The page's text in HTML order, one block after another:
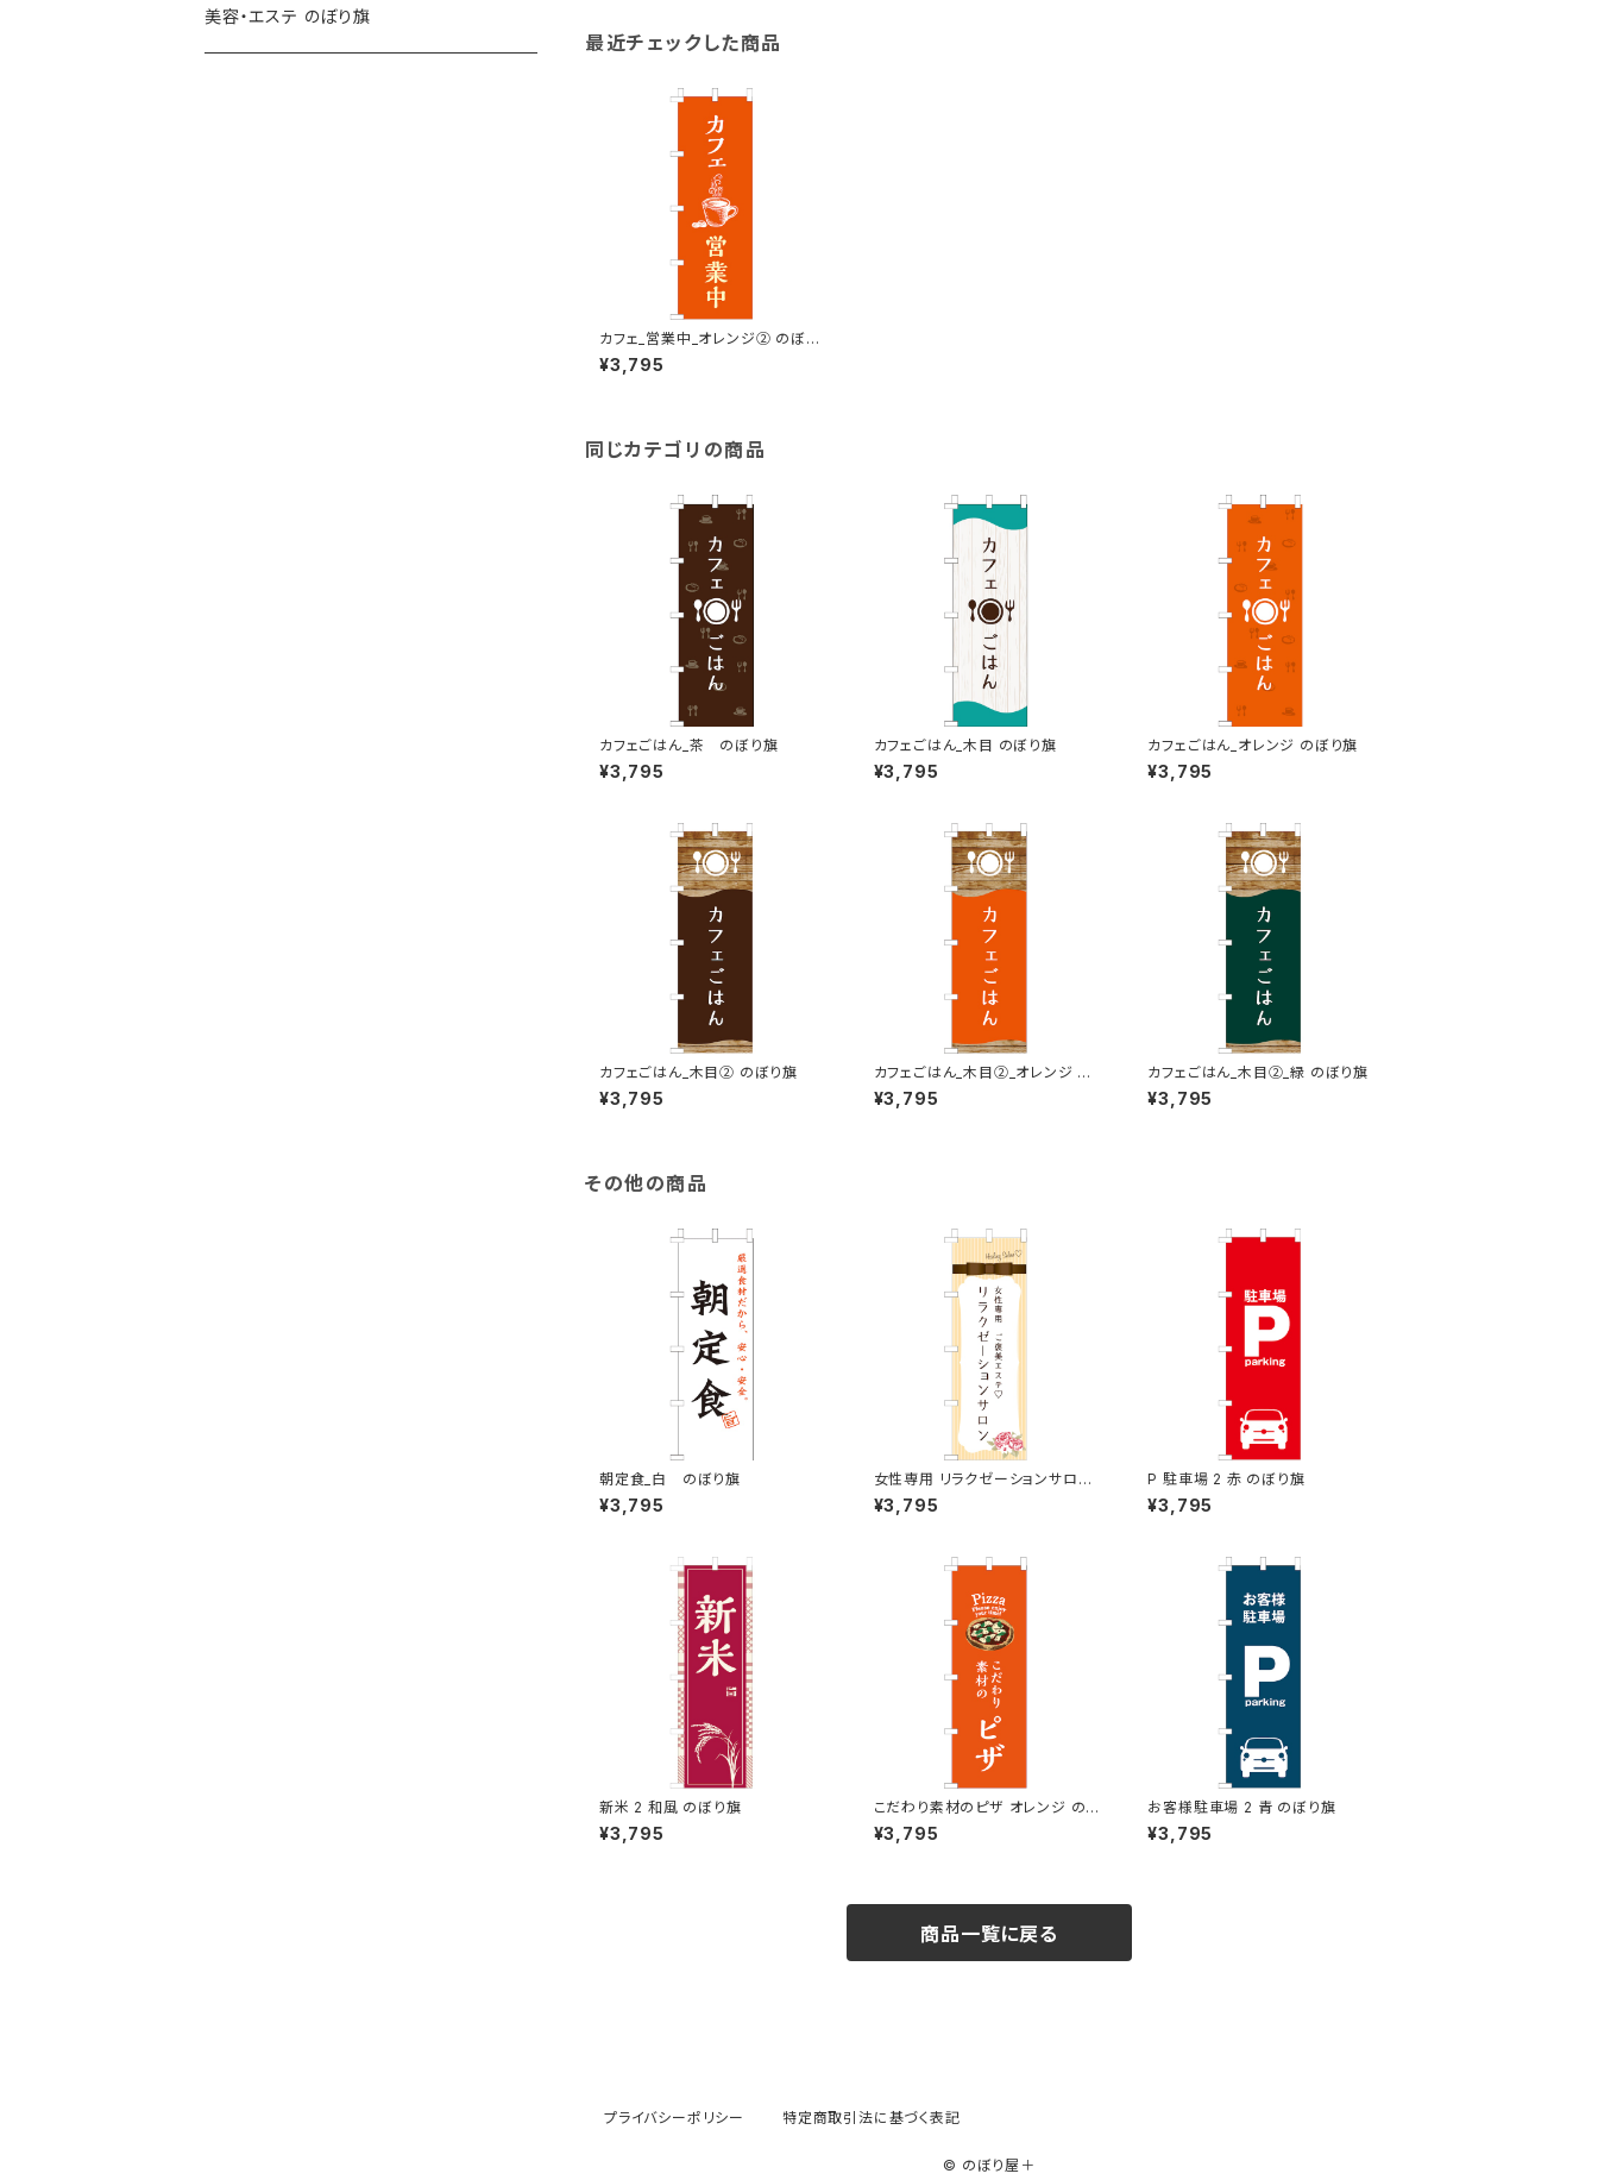
最近チェックした商品
カフェ_営業中_オレンジ② のぼり
旗
¥3,795
同じカテゴリの商品
カフェごはん_茶 のぼり旗
¥3,795
カフェごはん_木目 のぼり旗
¥3,795
カフェごはん_オレンジ のぼり旗
¥3,795
カフェごはん_木目② のぼり旗
¥3,795
カフェごはん_木目②_オレンジ の
ぼり旗
¥3,795
カフェごはん_木目②_緑 のぼり旗
¥3,795
その他の商品
朝定食_白 のぼり旗
¥3,795
女性専用 リラクゼーションサロン
オレンジ のぼり旗
¥3,795
P 駐車場 2 赤 のぼり旗
¥3,795
新米 2 和風 のぼり旗
¥3,795
こだわり素材のピザ オレンジ のぼ
り旗
¥3,795
お客様駐車場 2 青 のぼり旗
¥3,795
商品一覧に戻る
美容・エステ のぼり旗
プライバシーポリシー 特定商取引法に基づく表記
© のぼり屋＋